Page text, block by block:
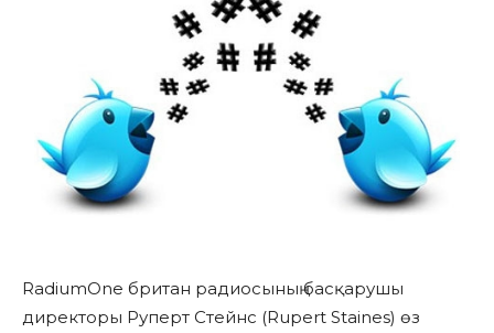
RadiumOne британ радиосының басқарушы
директоры Руперт Стейнс (Rupert Staines) өз